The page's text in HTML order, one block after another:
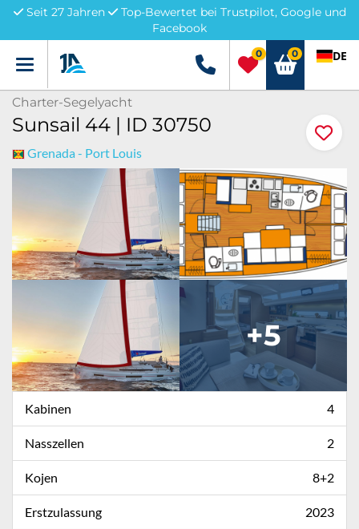
Seit 27 Jahren
Top-Bewertet bei Trustpilot, Google und
Facebook
Menü +49 5741 3222690
0 0 DE
Charter-Segelyacht
Sunsail 44 | ID 30750
Grenada - Port Louis
+5
Kabinen 4
Nasszellen 2
Kojen 8+2
Erstzulassung 2023